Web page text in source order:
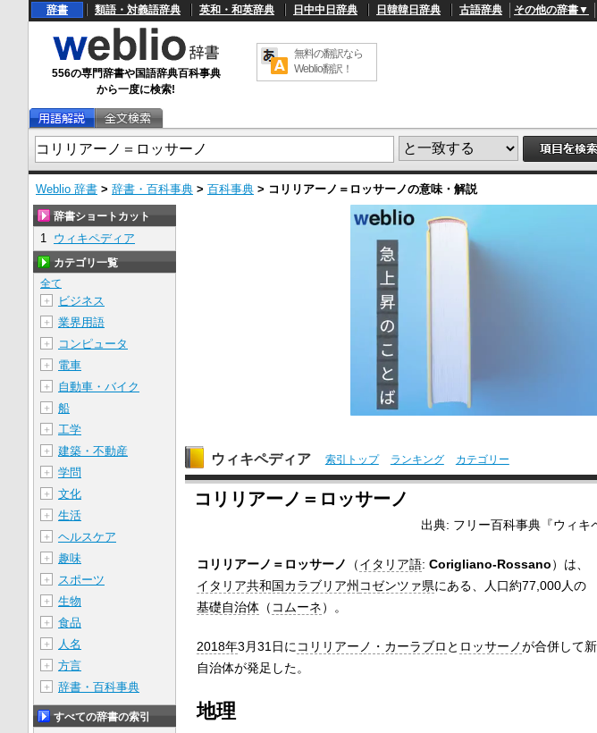
辞書 類語・対義語辞典 英和・和英辞典 日中中日辞典 日韓韓日辞典 古語辞典 その他の辞書▼
556の専門辞書や国語辞典百科事典
から一度に検索!
無料の翻訳なら
Weblio翻訳！
Weblio 辞書 > 辞書・百科事典 > 百科事典 > コリリアーノ＝ロッサーノの意味・解説
ウィキペディア 索引トップ ランキング カテゴリー
コリリアーノ＝ロッサーノ
出典: フリー百科事典『ウィ
コリリアーノ＝ロッサーノ （イタリア語: Corigliano-Rossano）は、
イタリア共和国カラブリア州 コゼンツァ県にある、人口約77,000人の
基礎自治体（ コムーネ）。
2018年3月31日に コリリアーノ・カーラブロ と ロッサーノが合併して新
自治体が発足した。
地理
辞書ショートカット
1 ウィキペディア
カテゴリ一覧
全て
＋
ビジネス
＋ 業界用語
＋ コンピュータ
＋ 電車
＋ 自動車・バイク
＋ 船
＋ 工学
＋ 建築・不動産
＋ 学問
＋ 文化
＋ 生活
＋ ヘルスケア
＋ 趣味
＋ スポーツ
＋ 生物
＋ 食品
＋ 人名
＋ 方言
＋ 辞書・百科事典
すべての辞書の索引